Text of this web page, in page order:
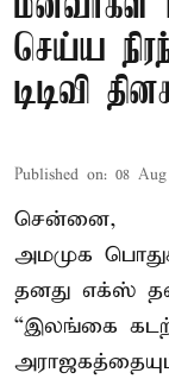
செய்ய
டிடிவி
Published on: 08
சென்னை,
அமமுக
தனது எக்ஸ்
“இலங்கை